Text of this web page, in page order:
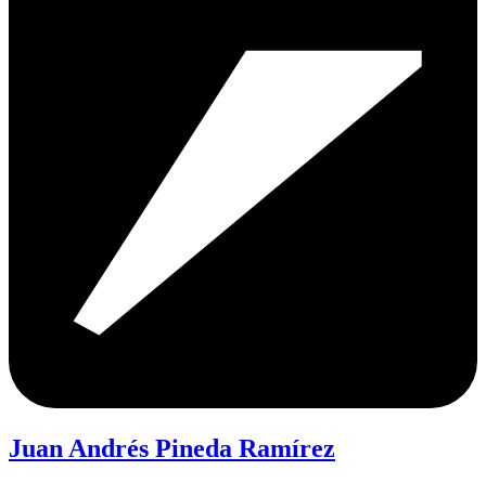
Juan Andrés Pineda Ramírez